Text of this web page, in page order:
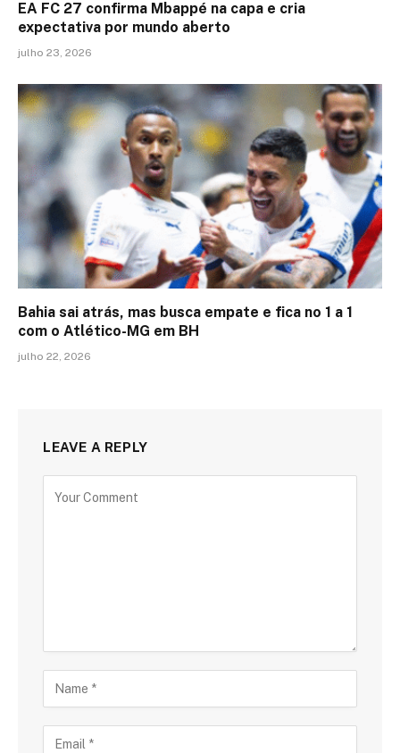
EA FC 27 confirma Mbappé na capa e cria
expectativa por mundo aberto
julho 23, 2026
Bahia sai atrás, mas busca empate e fica no 1 a 1
com o Atlético-MG em BH
julho 22, 2026
LEAVE A REPLY